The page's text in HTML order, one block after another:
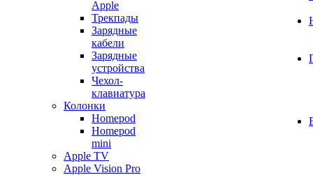
Apple
Трекпады
Зарядные
кабели
Зарядные
устройства
Чехол-
клавиатура
Колонки
Homepod
Homepod
mini
Apple TV
Apple Vision Pro